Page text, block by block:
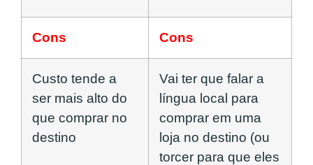
Cons Cons
Custo tende a
ser mais alto do
que comprar no
destino
Vai ter que falar a
língua local para
comprar em uma
loja no destino (ou
torcer para que eles